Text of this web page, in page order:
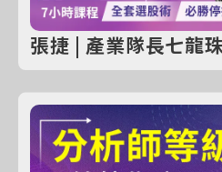
張捷 | 產業隊長七龍